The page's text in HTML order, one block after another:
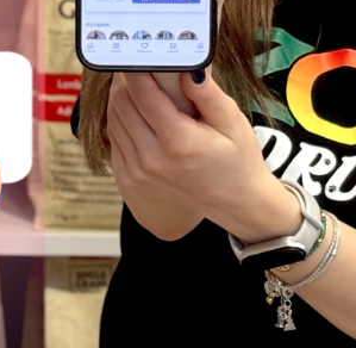
Масса
Купить
1 шт
Hет
B наличии